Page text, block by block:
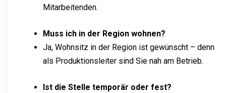
Mitarbeitenden.
Muss ich in der Region wohnen?
Ja, Wohnsitz in der Region ist gewünscht – denn
als Produktionsleiter sind Sie nah am Betrieb.
Ist die Stelle temporär oder fest?